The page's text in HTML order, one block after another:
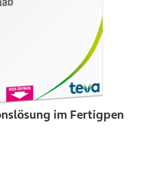
im Fertigpen